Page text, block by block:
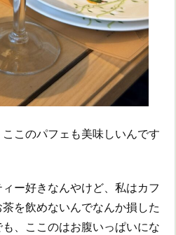
このパフェも美味しいんです
ー好きなんやけど、私はカフ
を飲めないんでなんか損した
、ここのはお腹いっぱいにな